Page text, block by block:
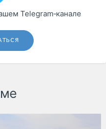
Telegram‑канале